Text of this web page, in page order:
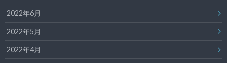
2022年6月
2022年5月
2022年4月